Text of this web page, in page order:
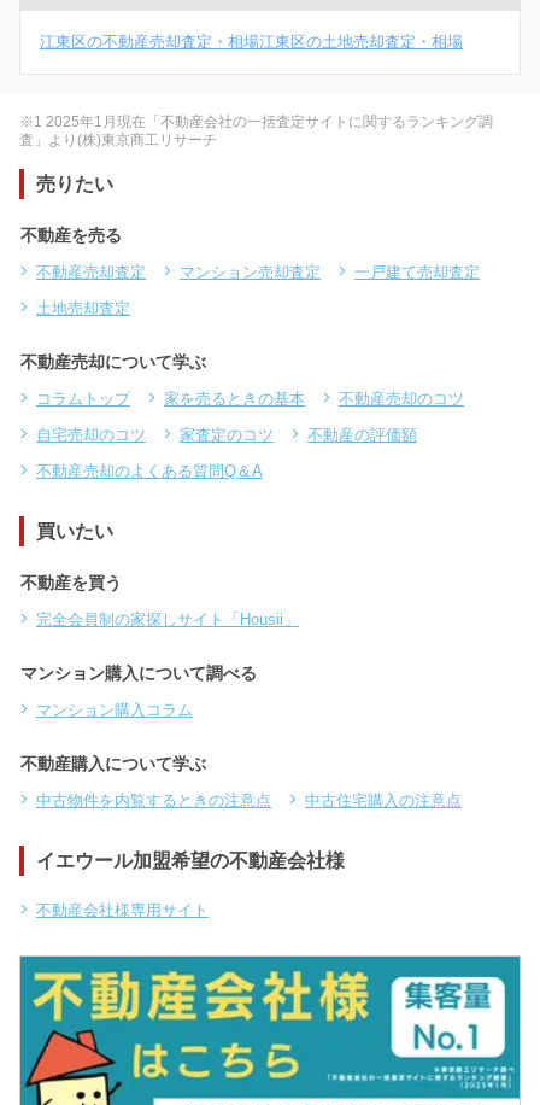
江東区の不動産売却査定・相場江東区の土地売却査定・相場
※1 2025年1月現在「不動産会社の一括査定サイトに関するランキング調
査」より(株)東京商工リサーチ
売りたい
不動産を売る
不動産売却査定 マンション売却査定
一戸建て売却査定
土地売却査定
不動産売却について学ぶ
コラムトップ 家を売るときの基本
不動産売却のコツ
自宅売却のコツ
家査定のコツ
不動産の評価額
不動産売却のよくある質問Q＆A
買いたい
不動産を買う
完全会員制の家探しサイト「Housii」
マンション購入について調べる
マンション購入コラム
不動産購入について学ぶ
中古物件を内覧するときの注意点 中古住宅購入の注意点
イエウール加盟希望の不動産会社様
不動産会社様専用サイト